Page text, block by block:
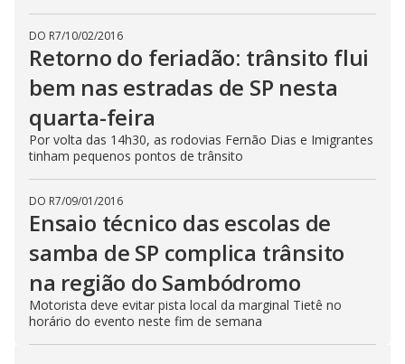
DO R7/10/02/2016
Retorno do feriadão: trânsito flui
bem nas estradas de SP nesta
quarta-feira
Por volta das 14h30, as rodovias Fernão Dias e Imigrantes
tinham pequenos pontos de trânsito
DO R7/09/01/2016
Ensaio técnico das escolas de
samba de SP complica trânsito
na região do Sambódromo
Motorista deve evitar pista local da marginal Tietê no
horário do evento neste fim de semana